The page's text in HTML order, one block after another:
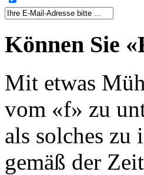
Können Sie
Mit etwas
vom «f» zu
als solches
gemäß der